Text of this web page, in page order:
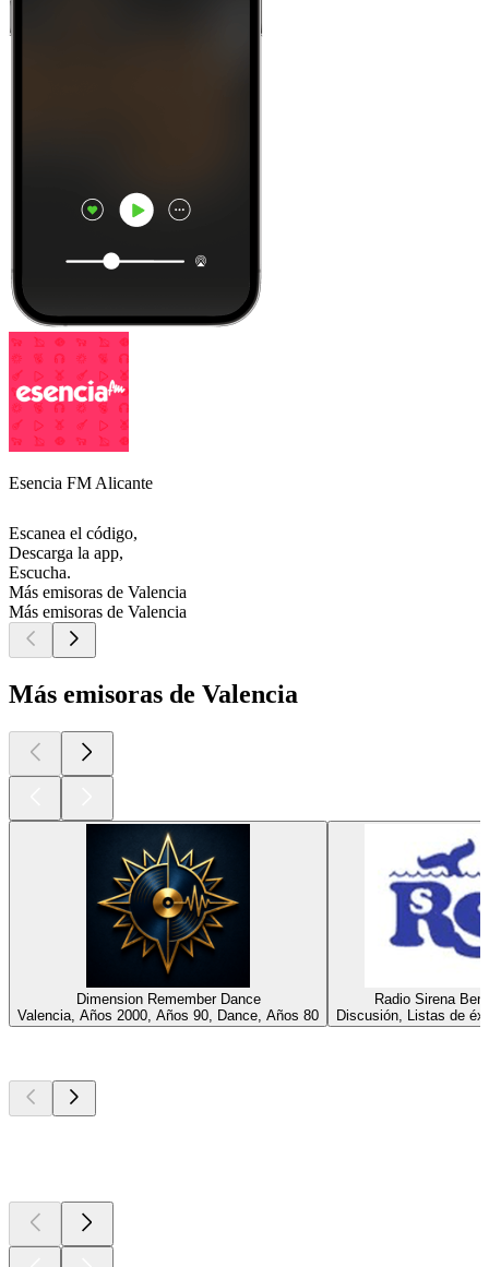
Esencia FM Alicante
Escanea el código,
Descarga la app,
Escucha.
Más emisoras de Valencia
Más emisoras de Valencia
Más emisoras de Valencia
Dimension Remember Dance
Valencia, Años 2000, Años 90, Dance, Años 80
Radio Sirena
Discusión, Listas de